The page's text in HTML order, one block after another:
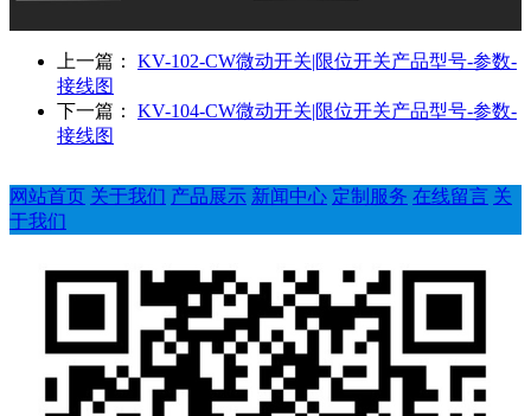
上一篇： KV-102-CW微动开关|限位开关产品型号-参数-
接线图
下一篇： KV-104-CW微动开关|限位开关产品型号-参数-
接线图
网站首页 关于我们 产品展示 新闻中心 定制服务 在线留言 关
于我们